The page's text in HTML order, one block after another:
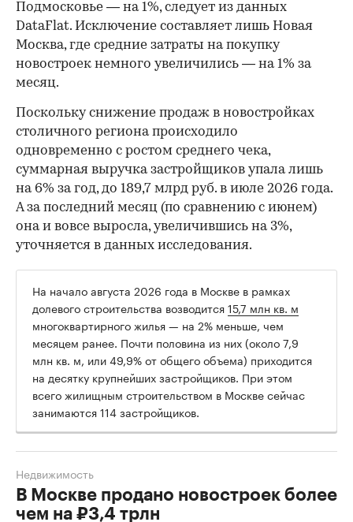
Подмосковье — на 1%, следует из данных
DataFlat. Исключение составляет лишь Новая
Москва, где средние затраты на покупку
новостроек немного увеличились — на 1% за
месяц.
Поскольку снижение продаж в новостройках
столичного региона происходило
одновременно с ростом среднего чека,
суммарная выручка застройщиков упала лишь
на 6% за год, до 189,7 млрд руб. в июле 2026 года.
А за последний месяц (по сравнению с июнем)
она и вовсе выросла, увеличившись на 3%,
уточняется в данных исследования.
На начало августа 2026 года в Москве в рамках
долевого строительства возводится15,7 млн кв. м
многоквартирного жилья — на 2% меньше, чем
месяцем ранее. Почти половина из них (около 7,9
млн кв. м, или 49,9% от общего объема) приходится
на десятку крупнейших застройщиков. При этом
всего жилищным строительством в Москве сейчас
занимаются 114 застройщиков.
В Москве продано новостроек более
чем на ₽3,4 трлн
Недвижимость